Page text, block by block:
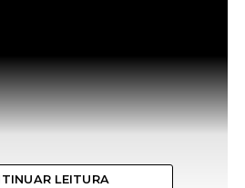
LEITURA